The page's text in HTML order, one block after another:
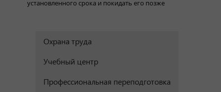
установленного срока и покидать его позже
Охрана труда
Учебный центр
Профессиональная переподготовка